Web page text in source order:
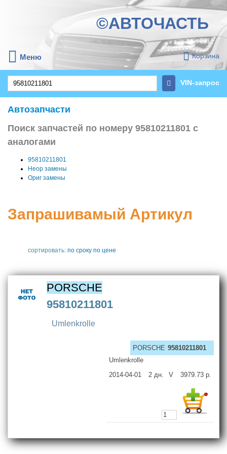
©АВТОЧАСТЬ
Меню Корзина
VIN-запрос
Автозапчасти
Поиск запчастей по номеру 95810211801 с
аналогами
95810211801
Неор замены
Ориг замены
Запрашивамый Артикул
сортировать: по сроку по цене
PORSCHE
95810211801
Umlenkrolle
PORSCHE 95810211801
Umlenkrolle
2014-04-01
2 дн. V 3979.73 р.